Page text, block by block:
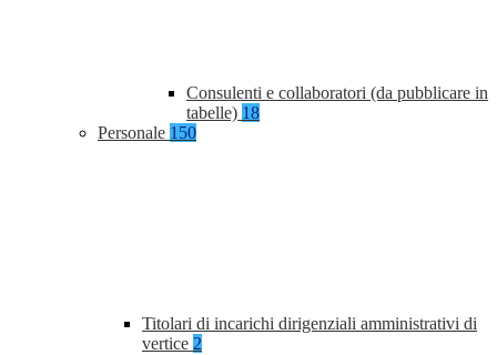
Consulenti e collaboratori (da pubblicare in
tabelle) 18
Personale 150
Titolari di incarichi dirigenziali amministrativi di
vertice 2